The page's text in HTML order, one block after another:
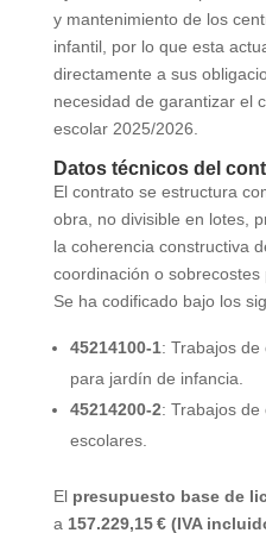
y mantenimiento de los
infantil, por lo que esta
directamente a sus
necesidad de garantizar el
escolar 2025/2026.
Datos técnicos del
El contrato se estructura
obra, no divisible en lotes,
la coherencia constructiva
coordinación o sobrecostes
Se ha codificado bajo los
45214100-1: Trabajos de
para jardín de infancia.
45214200-2: Trabajos de
escolares.
El presupuesto base de
a 157.229,15 € (IVA